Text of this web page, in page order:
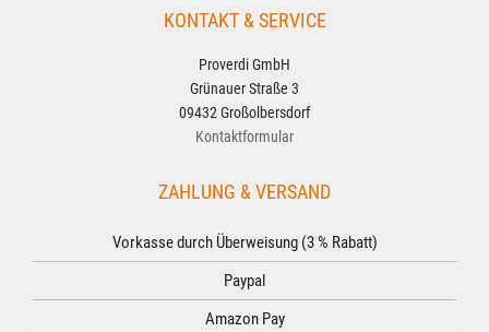
KONTAKT & SERVICE
Proverdi GmbH
Grünauer Straße 3
09432 Großolbersdorf
Kontaktformular
ZAHLUNG & VERSAND
Vorkasse durch Überweisung (3 % Rabatt)
Paypal
Amazon Pay